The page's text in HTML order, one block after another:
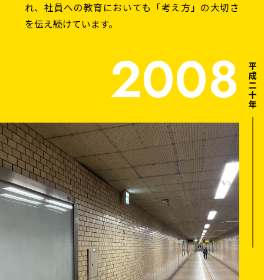
れ、社員への教育においても「考え方」の大切さ
を伝え続けています。
2008